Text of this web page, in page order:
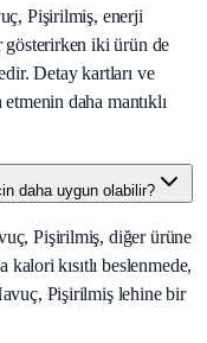
Pişirilmiş, enerji
gösterirken iki ürün de
Detay kartları ve
daha mantıklı
daha uygun olabilir?
Pişirilmiş, diğer ürüne
kısıtlı beslenmede,
Pişirilmiş lehine bir